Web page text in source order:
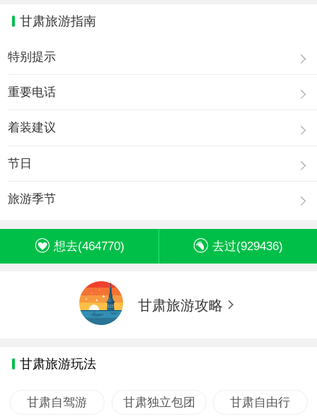
甘肃旅游指南
特别提示
重要电话
着装建议
节日
旅游季节
想去(464770) 去过(929436)
甘肃旅游攻略
甘肃旅游玩法
甘肃自驾游 甘肃独立包团 甘肃自由行